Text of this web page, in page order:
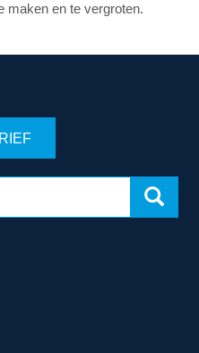
maken en te vergroten.